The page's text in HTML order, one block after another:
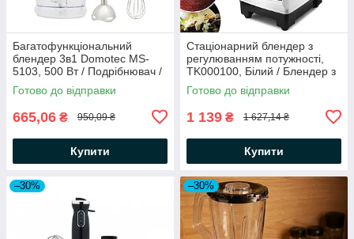
Багатофункціональний
блендер 3в1 Domotec MS-
5103, 500 Вт / Подрібнювач /
Блендер занурювальний
Готово до відправки
665,06 ₴ 950,09 ₴
Купити
Стаціонарний блендер з
регулюванням потужності,
TK000100, Білий / Блендер з
чашею для коктейлів
Готово до відправки
1 139 ₴ 1 627,14 ₴
Купити
–30% –30%